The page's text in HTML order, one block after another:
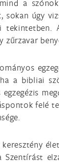
a
úgy
zűrzavar
a bibliai
felé